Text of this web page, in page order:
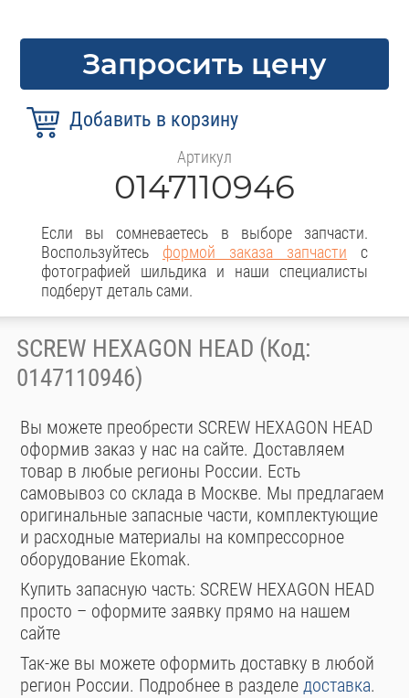
Запросить цену
Артикул
0147110946
Если вы сомневаетесь в выборе запчасти.
Воспользуйтесь формой заказа запчасти с
фотографией шильдика и наши специалисты
подберут деталь сами.
SCREW HEXAGON HEAD (Код:
0147110946)
Вы можете преобрести SCREW HEXAGON HEAD
оформив заказ у нас на сайте. Доставляем
товар в любые регионы России. Есть
самовывоз со склада в Москве. Мы предлагаем
оригинальные запасные части, комплектующие
и расходные материалы на компрессорное
оборудование Ekomak.
Купить запасную часть: SCREW HEXAGON HEAD
просто – оформите заявку прямо на нашем
сайте
Так-же вы можете оформить доставку в любой
регион России. Подробнее в разделедоставка.